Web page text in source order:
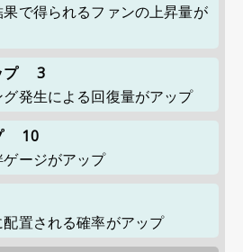
で得られるファンの上昇量が
プ
3
発生による回復量がアップ
10
ージがアップ
置される確率がアップ